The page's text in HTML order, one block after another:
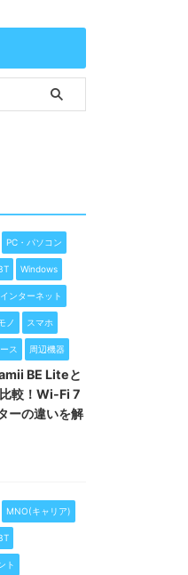
PC・パソコン
Windows
インターネット
ノ スマホ
ス 周辺機器
BE Liteと
較！Wi-Fi 7
ーの違いを解
MNO(キャリア)
ト